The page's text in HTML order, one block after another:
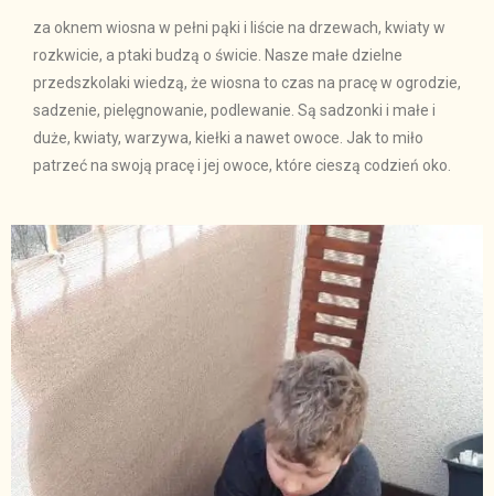
za oknem wiosna w pełni pąki i liście na drzewach, kwiaty w
rozkwicie, a ptaki budzą o świcie. Nasze małe dzielne
przedszkolaki wiedzą, że wiosna to czas na pracę w ogrodzie,
sadzenie, pielęgnowanie, podlewanie. Są sadzonki i małe i
duże, kwiaty, warzywa, kiełki a nawet owoce. Jak to miło
patrzeć na swoją pracę i jej owoce, które cieszą codzień oko.